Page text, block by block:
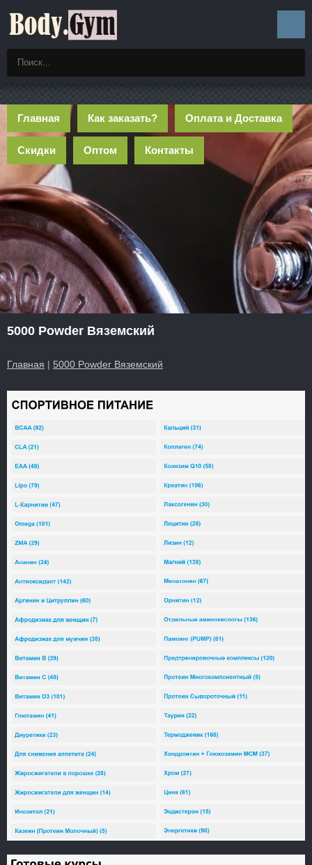
Главная Как заказать? Оплата и Доставка
Скидки Оптом Контакты
5000 Powder Вяземский
Главная | 5000 Powder Вяземский